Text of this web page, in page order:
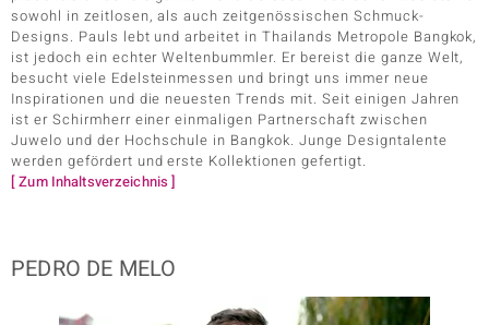
sowohl in zeitlosen, als auch zeitgenössischen Schmuck-
Designs. Pauls lebt und arbeitet in Thailands Metropole Bangkok,
ist jedoch ein echter Weltenbummler. Er bereist die ganze Welt,
besucht viele Edelsteinmessen und bringt uns immer neue
Inspirationen und die neuesten Trends mit. Seit einigen Jahren
ist er Schirmherr einer einmaligen Partnerschaft zwischen
Juwelo und der Hochschule in Bangkok. Junge Designtalente
werden gefördert und erste Kollektionen gefertigt.
[ Zum Inhaltsverzeichnis ]
PEDRO DE MELO